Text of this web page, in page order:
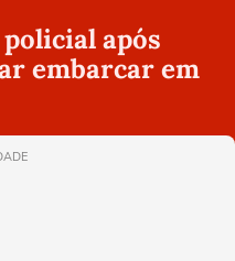
após
embarcar em